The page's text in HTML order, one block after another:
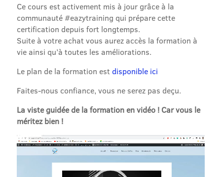
Ce cours est activement mis à jour grâce à la
communauté #eazytraining qui prépare cette
certification depuis fort longtemps.
Suite à votre achat vous aurez accès la formation à
vie ainsi qu’à toutes les améliorations.
Le plan de la formation est disponible ici
Faites-nous confiance, vous ne serez pas deçu.
La viste guidée de la formation en vidéo ! Car vous le
méritez bien !
Lecteur